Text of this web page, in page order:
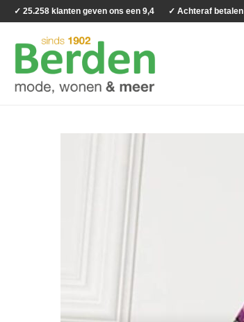
✓ 25.258 klanten geven ons een 9,4 ✓ Achteraf betalen